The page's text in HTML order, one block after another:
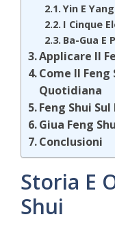
Yin E Yang
I Cinque
Ba-Gua E
Applicare Il
Come Il
Quotidiana
Feng Shui
Giua Feng
Conclusioni
Storia E
Shui